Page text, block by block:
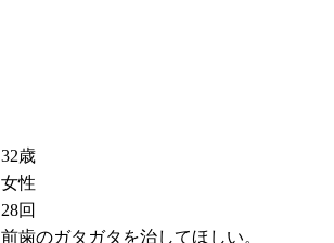
32歳
女性
28回
前歯のガタガタを治してほしい。